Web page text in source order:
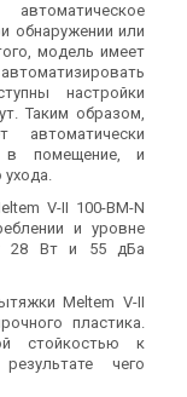
VARIO II VF
вентиляторов
LG
обнаружении или
модель имеет
настройки
Таким образом,
в помещение, и
ухода.
V-II 100-BM-N
и уровне
28 Вт и 55 дБа
Meltem V-II
пластика.
стойкостью к
чего